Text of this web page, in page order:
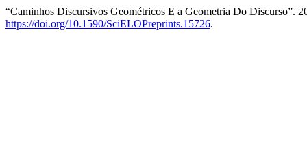
“Caminhos Discursivos Geométricos E a Geometria Do Discurso”.
https://doi.org/10.1590/SciELOPreprints.15726.